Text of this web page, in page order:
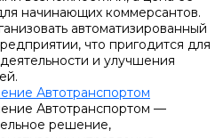
начинающих коммерсантов.
автоматизированный
что пригодится для
и улучшения
Автотранспортом
Автотранспортом —
решение,